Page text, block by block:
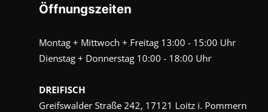
Öffnungszeiten
Montag + Mittwoch + Freitag 13:00 - 15:00 Uhr
Dienstag + Donnerstag 10:00 - 18:00 Uhr
DREIFISCH
Greifswalder Straße 242, 17121 Loitz i. Pommern